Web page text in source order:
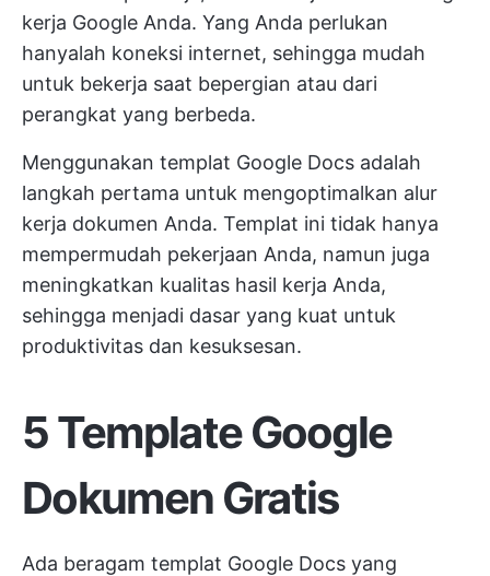
kerja Google Anda. Yang Anda perlukan
hanyalah koneksi internet, sehingga mudah
untuk bekerja saat bepergian atau dari
perangkat yang berbeda.
Menggunakan templat Google Docs adalah
langkah pertama untuk mengoptimalkan alur
kerja dokumen Anda. Templat ini tidak hanya
mempermudah pekerjaan Anda, namun juga
meningkatkan kualitas hasil kerja Anda,
sehingga menjadi dasar yang kuat untuk
produktivitas dan kesuksesan.
5 Template Google
Dokumen Gratis
Ada beragam templat Google Docs yang